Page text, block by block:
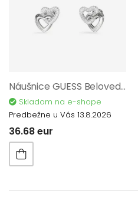
Náušnice GUESS Beloved JUBE06015JWRHT/U
Skladom na e-shope
Predbežne u Vás 13.8.2026
36.68 eur